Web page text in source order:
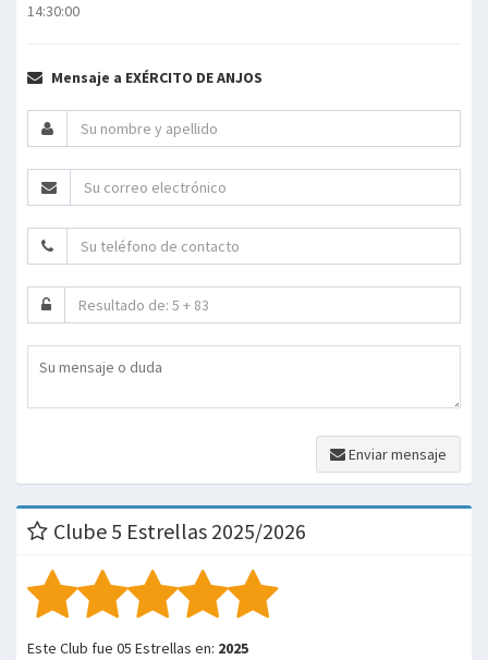
14:30:00
Mensaje a EXÉRCITO DE ANJOS
Enviar mensaje
Clube 5 Estrellas 2025/2026
Este Club fue 05 Estrellas en: 2025